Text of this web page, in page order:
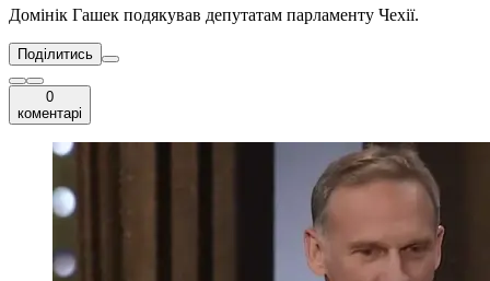
Домінік Гашек подякував депутатам парламенту Чехії.
Поділитись
0
коментарі